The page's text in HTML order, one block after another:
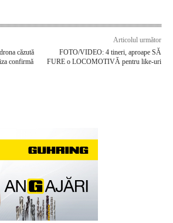
căzută
confirmă
Articolul următor
FOTO/VIDEO: 4 tineri, aproape SĂ
FURE o LOCOMOTIVĂ pentru like-uri